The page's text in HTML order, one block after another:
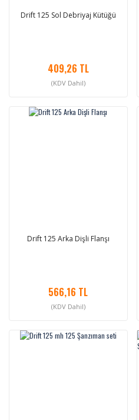
Drift 125 Sol Debriyaj Kütüğü
409,26 TL
(KDV Dahil)
Drift 125 Arka Dişli Flanşı
566,16 TL
(KDV Dahil)